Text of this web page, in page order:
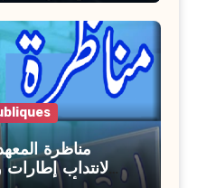
مناظرة
لانتداب